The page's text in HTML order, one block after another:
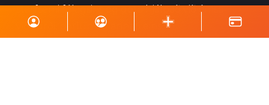
starfsemi félagsins og geta hjálpað við ýmsa
viðburði, perlun og annað eins.